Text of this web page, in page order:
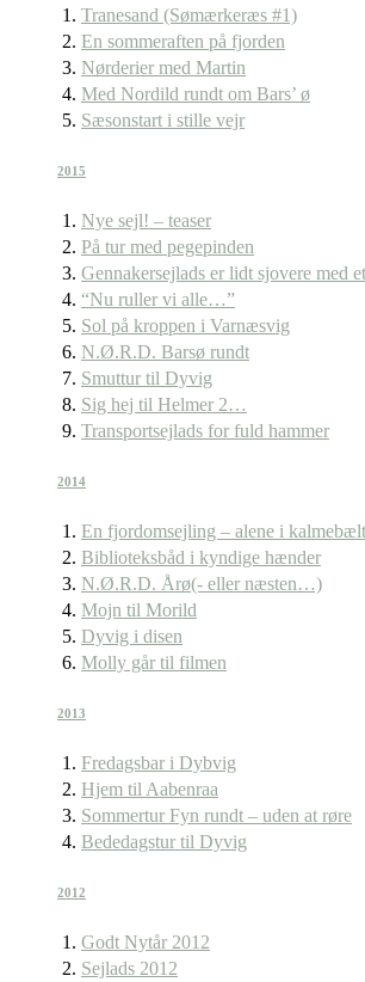
Tranesand (Sømærkeræs #1)
En sommeraften på fjorden
Nørderier med Martin
Med Nordild rundt om Bars’ ø
Sæsonstart i stille vejr
2015
Nye sejl! – teaser
På tur med pegepinden
Gennakersejlads er lidt sjovere med
“Nu ruller vi alle…”
Sol på kroppen i Varnæsvig
N.Ø.R.D. Barsø rundt
Smuttur til Dyvig
Sig hej til Helmer 2…
Transportsejlads for fuld hammer
2014
En fjordomsejling – alene i
Biblioteksbåd i kyndige hænder
N.Ø.R.D. Årø(- eller næsten…)
Mojn til Morild
Dyvig i disen
Molly går til filmen
2013
Fredagsbar i Dybvig
Hjem til Aabenraa
Sommertur Fyn rundt – uden at røre
Bededagstur til Dyvig
2012
Godt Nytår 2012
Sejlads 2012